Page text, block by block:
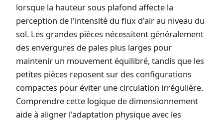
lorsque la hauteur sous plafond affecte la
perception de l'intensité du flux d'air au niveau du
sol. Les grandes pièces nécessitent généralement
des envergures de pales plus larges pour
maintenir un mouvement équilibré, tandis que les
petites pièces reposent sur des configurations
compactes pour éviter une circulation irrégulière.
Comprendre cette logique de dimensionnement
aide à aligner l'adaptation physique avec les